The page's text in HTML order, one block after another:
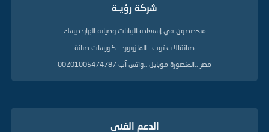
شركة رؤيــة
متخصصون في إستعادة البيانات وصيانة الهاردديسك
صيانةالاب توب ..المازربورد.. كورسات صيانة
مصر ..المنصورة موبايل ..واتس آب 00201005474787
الدعم الفنى